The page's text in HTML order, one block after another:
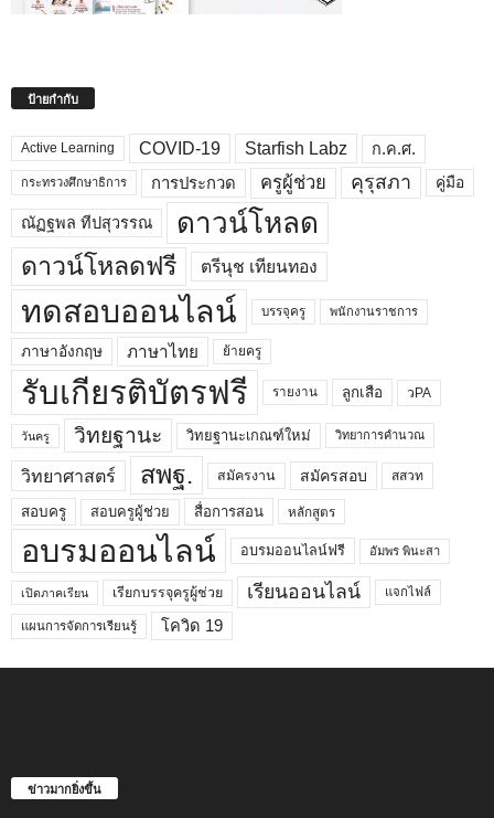
ป้ายกำกับ
Active Learning COVID-19 Starfish Labz ก.ค.ศ.
กระทรวงศึกษาธิการ การประกวด ครูผู้ช่วย คุรุสภา คู่มือ
ณัฏฐพล ทีปสุวรรณ ดาวน์โหลด
ดาวน์โหลดฟรี ตรีนุช เทียนทอง
ทดสอบออนไลน์ บรรจุครู พนักงานราชการ
ภาษาอังกฤษ ภาษาไทย ย้ายครู
รับเกียรติบัตรฟรี รายงาน ลูกเสือ วPA
วันครู วิทยฐานะ วิทยฐานะเกณฑ์ใหม่ วิทยาการคำนวณ
วิทยาศาสตร์ สพฐ. สมัครงาน สมัครสอบ สสวท
สอบครู สอบครูผู้ช่วย สื่อการสอน หลักสูตร
อบรมออนไลน์ อบรมออนไลน์ฟรี อัมพร พินะสา
เปิดภาคเรียน เรียกบรรจุครูผู้ช่วย เรียนออนไลน์ แจกไฟล์
แผนการจัดการเรียนรู้ โควิด 19
ข่าวมากยิ่งขึ้น